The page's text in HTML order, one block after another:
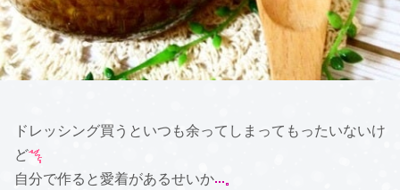
ドレッシング買うといつも余ってしまってもったいないけ
ど
自分で作ると愛着があるせいか